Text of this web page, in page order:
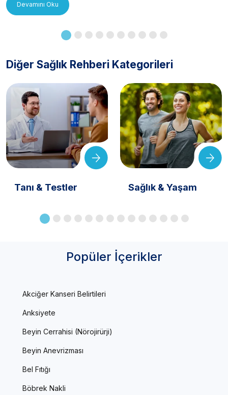
Devamını Oku
Diğer Sağlık Rehberi Kategorileri
Tanı & Testler Sağlık & Yaşam
Popüler İçerikler
Akciğer Kanseri Belirtileri
Anksiyete
Beyin Cerrahisi (Nörojirürji)
Beyin Anevrizması
Bel Fıtığı
Böbrek Nakli